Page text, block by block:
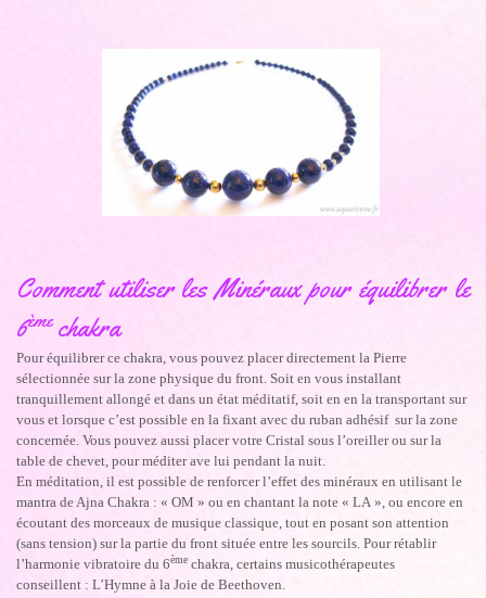
Comment utiliser les Minéraux pour équilibrer le
6èmechakra
Pour équilibrer ce chakra, vous pouvez placer directement la Pierre
sélectionnée sur la zone physique du front. Soit en vous installant
tranquillement allongé et dans un état méditatif, soit en en la transportant sur
vous et lorsque c’est possible en la fixant avec du ruban adhésif sur la zone
concernée. Vous pouvez aussi placer votre Cristal sous l’oreiller ou sur la
table de chevet, pour méditer ave lui pendant la nuit.
En méditation, il est possible de renforcer l’effet des minéraux en utilisant le
mantra de Ajna Chakra : « OM » ou en chantant la note « LA », ou encore en
écoutant des morceaux de musique classique, tout en posant son attention
(sans tension) sur la partie du front située entre les sourcils. Pour rétablir
l’harmonie vibratoire du 6ème chakra, certains musicothérapeutes
conseillent : L’Hymne à la Joie de Beethoven.